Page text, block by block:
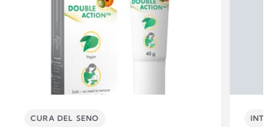
CURA DEL SENO